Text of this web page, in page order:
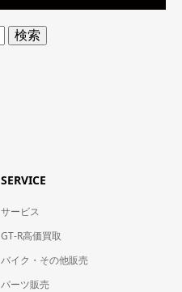
SERVICE
サービス
GT-R高価買取
バイク・その他販売
パーツ販売